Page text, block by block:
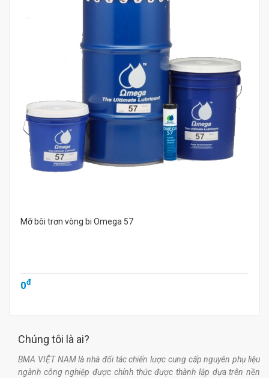
Mỡ bôi trơn vòng bi Omega 57
0đ
Chúng tôi là ai?
BMA VIỆT NAM là nhà đối tác chiến lược cung cấp nguyên phụ liệu
ngành công nghiệp được chính thức được thành lập dựa trên nền